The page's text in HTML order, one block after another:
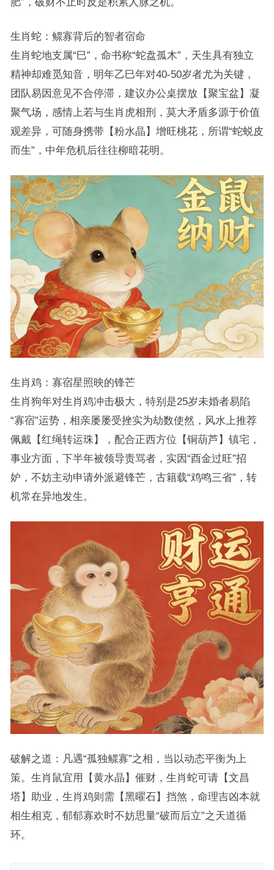
生肖蛇：鳏寡背后的智者宿命
生肖蛇地支属“巳”，命书称“蛇盘孤木”，天生具有独立
精神却难觅知音，明年乙巳年对40-50岁者尤为关键，
团队易因意见不合停滞，建议办公桌摆放【聚宝盆】凝
聚气场，感情上若与生肖虎相刑，莫大矛盾多源于价值
观差异，可随身携带【粉水晶】增旺桃花，所谓“蛇蜕皮
而生”，中年危机后往往柳暗花明。
生肖鸡：寡宿星照映的锋芒
生肖狗年对生肖鸡冲击极大，特别是25岁未婚者易陷
“寡宿”运势，相亲屡屡受挫实为劫数使然，风水上推荐
佩戴【红绳转运珠】，配合正西方位【铜葫芦】镇宅，
事业方面，下半年被领导责骂者，实因“酉金过旺”招
妒，不妨主动申请外派避锋芒，古籍载“鸡鸣三省”，转
机常在异地发生。
破解之道：凡遇“孤独鳏寡”之相，当以动态平衡为上
策。生肖鼠宜用【黄水晶】催财，生肖蛇可请【文昌
塔】助业，生肖鸡则需【黑曜石】挡煞，命理吉凶本就
相生相克，郁郁寡欢时不妨思量“破而后立”之天道循
环。